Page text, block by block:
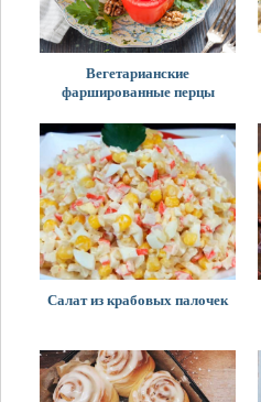
Вегетарианские
фаршированные перцы
Салат из крабовых палочек